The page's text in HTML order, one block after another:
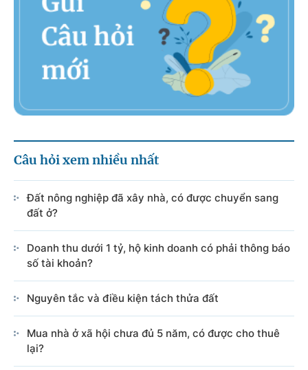
Câu hỏi xem nhiều nhất
Đất nông nghiệp đã xây nhà, có được chuyển sang
đất ở?
Doanh thu dưới 1 tỷ, hộ kinh doanh có phải thông báo
số tài khoản?
Nguyên tắc và điều kiện tách thửa đất
Mua nhà ở xã hội chưa đủ 5 năm, có được cho thuê
lại?